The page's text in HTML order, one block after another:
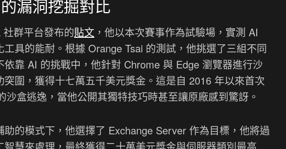
漏洞挖掘對比
群平台發布的貼文 ，他以本次賽事作為試驗場，實測 AI
具的能耐。根據 Orange Tsai 的測試，他挑選了三組不同
靠 AI 的挑戰中，他針對 Chrome 與 Edge 瀏覽器進行沙
圍，獲得十七萬五千美元獎金。這是自 2016 年以來首次
盒逃逸，當他公開其獨特技巧時甚至讓原廠感到驚訝。
的模式下，他選擇了 Exchange Server 作為目標，他將過